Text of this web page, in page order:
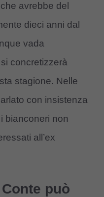
avrebbe del
dieci anni dal
vada
concretizzerà
stagione. Nelle
con insistenza
bianconeri non
all’ex
può